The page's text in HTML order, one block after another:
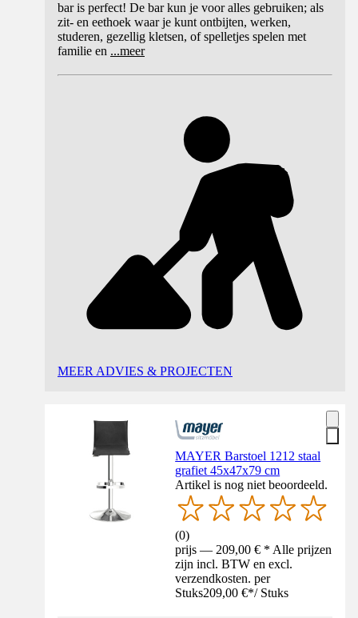
bar is perfect! De bar kun je voor alles gebruiken; als
zit- en eethoek waar je kunt ontbijten, werken,
studeren, gezellig kletsen, of spelletjes spelen met
familie en ...meer
MEER ADVIES & PROJECTEN
MAYER Barstoel 1212 staal
grafiet 45x47x79 cm
Artikel is nog niet beoordeeld.
(0)
prijs — 209,00 € * Alle prijzen
zijn incl. BTW en excl.
verzendkosten. per
Stuks209,00 €*/ Stuks